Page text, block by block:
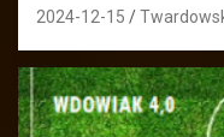
2024-12-15